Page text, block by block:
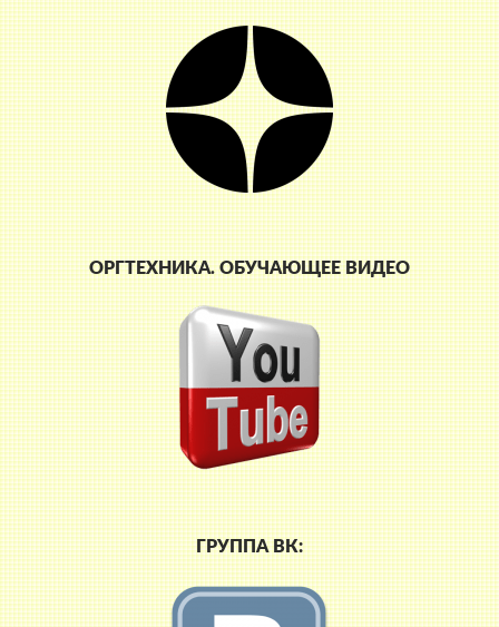
ОРГТЕХНИКА. ОБУЧАЮЩЕЕ ВИДЕО
ГРУППА ВК: